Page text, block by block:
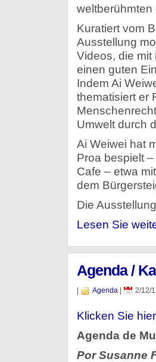
Kuratiert vom
Ausstellung
Videos, die mit
einen guten
Indem Ai
thematisiert er
Umwelt durch
Ai Weiwei hat
Proa bespielt
Cafe – etwa
dem
Die
Lesen Sie
Agenda /
Agenda| 2/12/
Klicken Sie
Agenda de
Por Susanne